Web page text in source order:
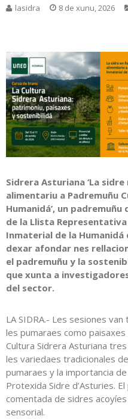
lasidra 8 de xunu, 2026
Sidrera Asturiana ‘La
alimentariu a Padremuñu
Humanidá’, un padremuñu
de la Llista
Inmaterial de la Humanidá
dexar afondar nes
el padremuñu y la
que xunta a
del sector.
LA SIDRA.- Les sesiones
les pumaraes como
Cultura Sidrera Asturiana
les variedaes tradicionales
pumaraes y la importancia
Protexida Sidre d’Asturies.
comentada de sidres acoyíes
sensorial.